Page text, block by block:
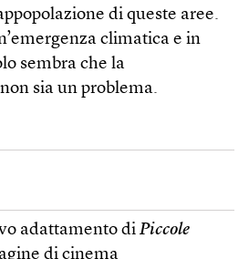
di queste aree.
climatica e in
sembra che la
sia un problema.
adattamento di Piccole
di cinema